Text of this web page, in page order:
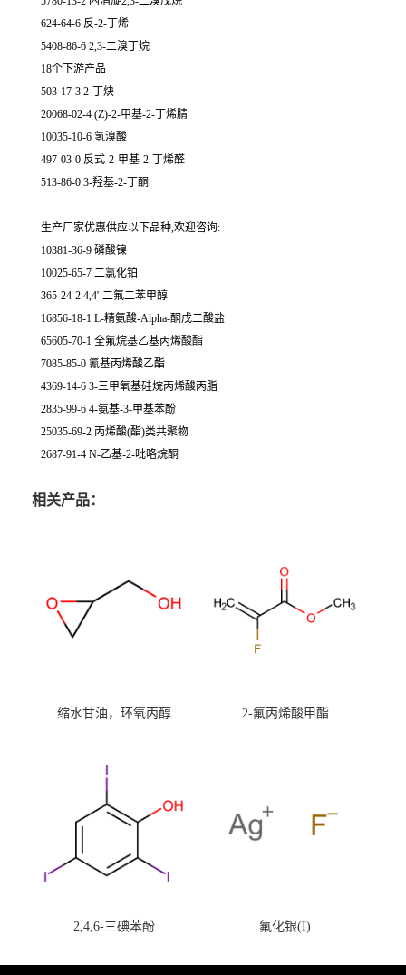
624-64-6 反-2-丁烯
5408-86-6 2,3-二溴丁烷
18个下游产品
503-17-3 2-丁炔
20068-02-4 (Z)-2-甲基-2-丁烯腈
10035-10-6 氢溴酸
497-03-0 反式-2-甲基-2-丁烯醛
513-86-0 3-羟基-2-丁酮
生产厂家优惠供应以下品种,欢迎咨询:
10381-36-9 磷酸镍
10025-65-7 二氯化铂
365-24-2 4,4'-二氟二苯甲醇
16856-18-1 L-精氨酸-Alpha-酮戊二酸盐
65605-70-1 全氟烷基乙基丙烯酸酯
7085-85-0 氰基丙烯酸乙酯
4369-14-6 3-三甲氧基硅烷丙烯酸丙脂
2835-99-6 4-氨基-3-甲基苯酚
25035-69-2 丙烯酸(酯)类共聚物
2687-91-4 N-乙基-2-吡咯烷酮
相关产品：
缩水甘油，环氧丙醇 2-氟丙烯酸甲酯
2,4,6-三碘苯酚 氟化银(I)